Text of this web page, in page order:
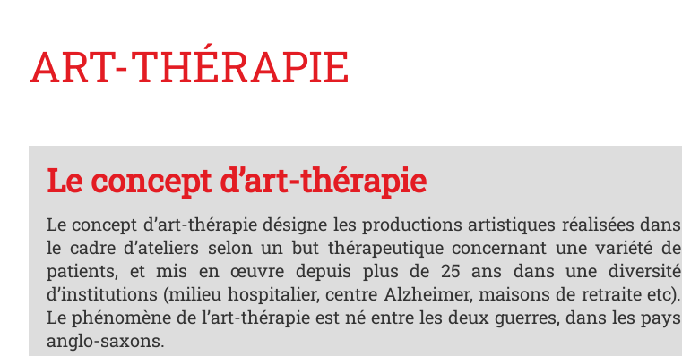
ART-THÉRAPIE
Le concept d’art-thérapie
Le concept d’art-thérapie désigne les productions artistiques réalisées dans
le cadre d’ateliers selon un but thérapeutique concernant une variété de
patients, et mis en œuvre depuis plus de 25 ans dans une diversité
d’institutions (milieu hospitalier, centre Alzheimer, maisons de retraite etc).
Le phénomène de l’art-thérapie est né entre les deux guerres, dans les pays
anglo-saxons.